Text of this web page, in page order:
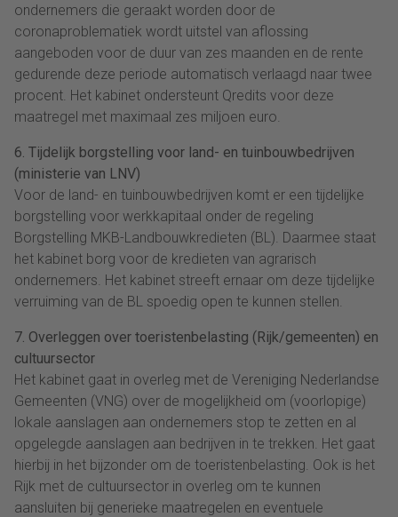
ondernemers die geraakt worden door de
coronaproblematiek wordt uitstel van aflossing
aangeboden voor de duur van zes maanden en de rente
gedurende deze periode automatisch verlaagd naar twee
procent. Het kabinet ondersteunt Qredits voor deze
maatregel met maximaal zes miljoen euro.
6. Tijdelijk borgstelling voor land- en tuinbouwbedrijven
(ministerie van LNV)
Voor de land- en tuinbouwbedrijven komt er een tijdelijke
borgstelling voor werkkapitaal onder de regeling
Borgstelling MKB-Landbouwkredieten (BL). Daarmee staat
het kabinet borg voor de kredieten van agrarisch
ondernemers. Het kabinet streeft ernaar om deze tijdelijke
verruiming van de BL spoedig open te kunnen stellen.
7. Overleggen over toeristenbelasting (Rijk/gemeenten) en
cultuursector
Het kabinet gaat in overleg met de Vereniging Nederlandse
Gemeenten (VNG) over de mogelijkheid om (voorlopige)
lokale aanslagen aan ondernemers stop te zetten en al
opgelegde aanslagen aan bedrijven in te trekken. Het gaat
hierbij in het bijzonder om de toeristenbelasting. Ook is het
Rijk met de cultuursector in overleg om te kunnen
aansluiten bij generieke maatregelen en eventuele